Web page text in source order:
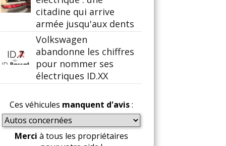
citadine qui arrive
armée jusqu'aux dents
Volkswagen
abandonne les chiffres
pour nommer ses
électriques ID.XX
Ces véhicules manquent d'avis:
Merci à tous les propriétaires